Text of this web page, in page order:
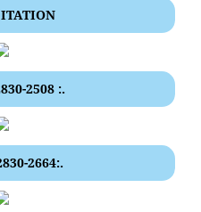
2508 :.
2664:.